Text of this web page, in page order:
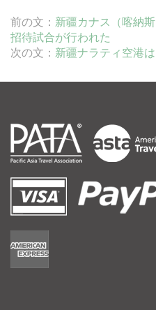
前の文： 新疆カナス（喀納
招待試合が行われた
次の文： 新疆ナラティ空港